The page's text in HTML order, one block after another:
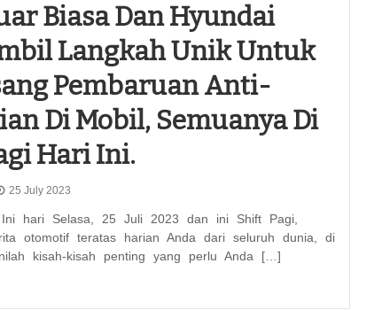
Biasa Dan Hyundai
Langkah Unik Untuk
Pembaruan Anti-
Di Mobil, Semuanya Di
Hari Ini.
25 July 2023
Ini hari Selasa, 25 Juli 2023 dan ini Shift Pagi,
otomotif teratas harian Anda dari seluruh dunia, di
kisah-kisah penting yang perlu Anda […]